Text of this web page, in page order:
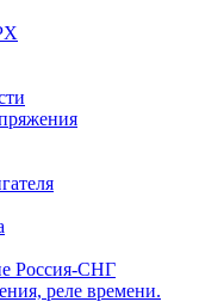
Россия-СНГ
реле времени.